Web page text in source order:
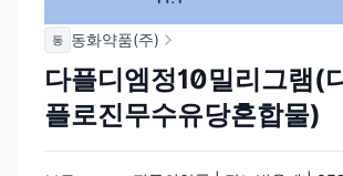
동 동화약품(주)
다플디엠정10밀리그램(
플로진무수유당혼합물)